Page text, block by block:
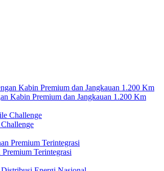
Kabin Premium dan Jangkauan 1.200 Km
Terintegrasi